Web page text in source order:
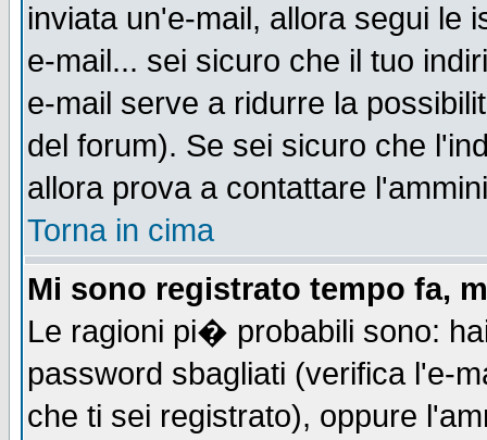
inviata un'e-mail, allora segui le
e-mail... sei sicuro che il tuo
e-mail serve a ridurre la
del forum). Se sei sicuro che
allora prova a contattare
Torna in cima
Mi sono registrato tempo fa,
Le ragioni pi� probabili sono:
password sbagliati (verifica l'e-
che ti sei registrato), oppure